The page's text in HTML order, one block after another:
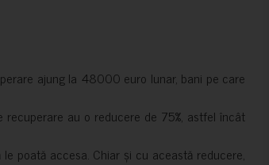
ajung la 48000 euro lunar, bani pe care
au o reducere de 75%, astfel încât
poată accesa. Chiar și cu această reducere,